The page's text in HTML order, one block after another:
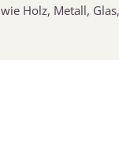
Holz, Metall,